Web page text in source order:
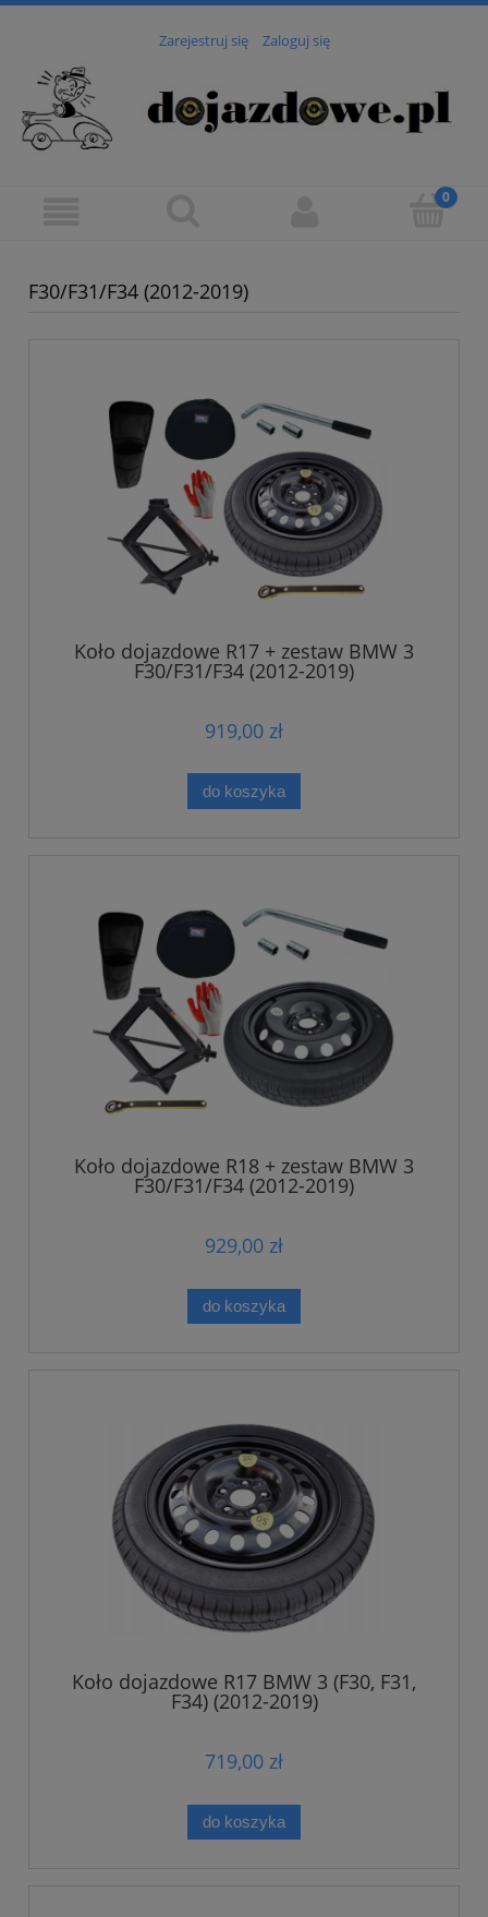
Zarejestruj się Zaloguj się
F30/F31/F34 (2012-2019)
Koło dojazdowe R17 + zestaw BMW 3
F30/F31/F34 (2012-2019)
919,00 zł
do koszyka
Koło dojazdowe R18 + zestaw BMW 3
F30/F31/F34 (2012-2019)
929,00 zł
do koszyka
Koło dojazdowe R17 BMW 3 (F30, F31,
F34) (2012-2019)
719,00 zł
do koszyka